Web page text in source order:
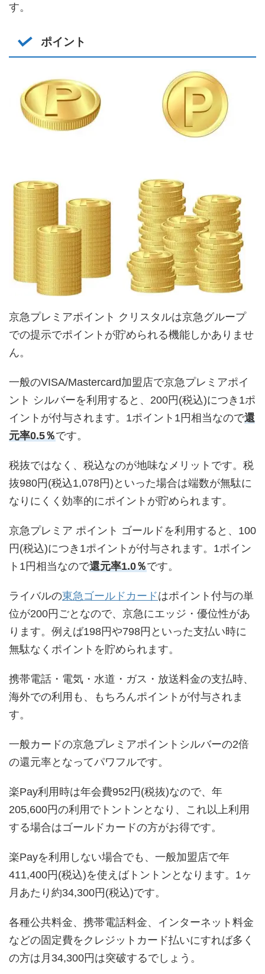
す。
ポイント
京急プレミアポイント クリスタルは京急グループ
での提示でポイントが貯められる機能しかありませ
ん。
一般のVISA/Mastercard加盟店で京急プレミアポイ
ント シルバーを利用すると、200円(税込)につき1ポ
イントが付与されます。1ポイント1円相当なので還
元率0.5％です。
税抜ではなく、税込なのが地味なメリットです。税
抜980円(税込1,078円)といった場合は端数が無駄に
なりにくく効率的にポイントが貯められます。
京急プレミア ポイント ゴールドを利用すると、100
円(税込)につき1ポイントが付与されます。1ポイン
ト1円相当なので還元率1.0％です。
ライバルの東急ゴールドカードはポイント付与の単
位が200円ごとなので、京急にエッジ・優位性があ
ります。例えば198円や798円といった支払い時に
無駄なくポイントを貯められます。
携帯電話・電気・水道・ガス・放送料金の支払時、
海外での利用も、もちろんポイントが付与されま
す。
一般カードの京急プレミアポイントシルバーの2倍
の還元率となってパワフルです。
楽Pay利用時は年会費952円(税抜)なので、年
205,600円の利用でトントンとなり、これ以上利用
する場合はゴールドカードの方がお得です。
楽Payを利用しない場合でも、一般加盟店で年
411,400円(税込)を使えばトントンとなります。1ヶ
月あたり約34,300円(税込)です。
各種公共料金、携帯電話料金、インターネット料金
などの固定費をクレジットカード払いにすれば多く
の方は月34,300円は突破するでしょう。